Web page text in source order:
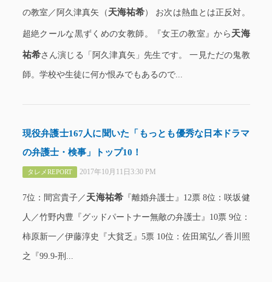
の教室／阿久津真矢（ 天海祐希） お次は熱血とは正反対。
超絶クールな黒ずくめの女教師。『女王の教室』から 天海
祐希さん演じる「阿久津真矢」先生です。 一見ただの鬼教
師。学校や生徒に何か恨みでもあるので...
現役弁護士167人に聞いた「もっとも優秀な日本ドラマ
の弁護士・検事」トップ10！
タレメREPORT 2017年10月11日3:30 PM
7位：間宮貴子／ 天海祐希『離婚弁護士』12票 8位：咲坂健
人／竹野内豊『グッドパートナー無敵の弁護士』10票 9位：
柿原新一／伊藤淳史『大貧乏』5票 10位：佐田篤弘／香川照
之『99.9-刑...